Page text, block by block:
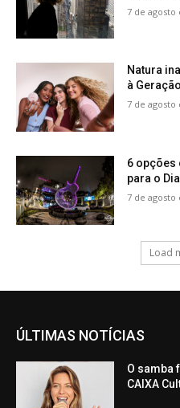
7 de agosto
Natura
à
7 de agosto
6 opções
para o
7 de agosto
Load
ÚLTIMAS NOTÍCIAS
O samba
CAIXA